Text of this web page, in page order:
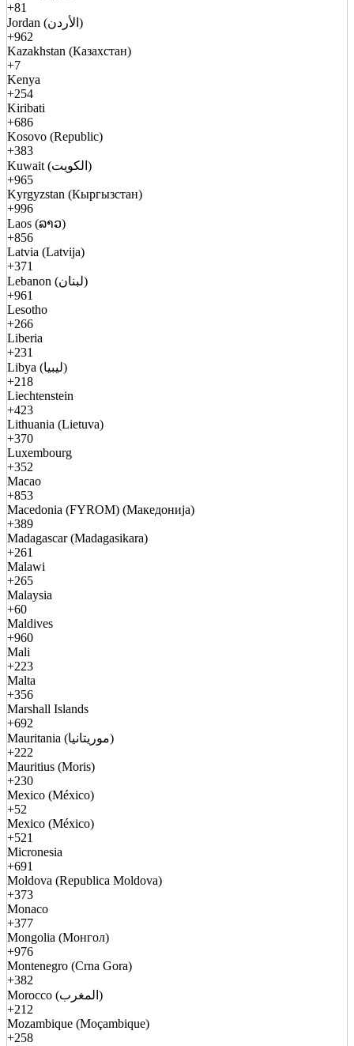
+81
Jordan (الأردن)
+962
Kazakhstan (Казахстан)
+7
Kenya
+254
Kiribati
+686
Kosovo (Republic)
+383
Kuwait (الكويت)
+965
Kyrgyzstan (Кыргызстан)
+996
Laos (ລາວ)
+856
Latvia (Latvija)
+371
Lebanon (لبنان)
+961
Lesotho
+266
Liberia
+231
Libya (ليبيا)
+218
Liechtenstein
+423
Lithuania (Lietuva)
+370
Luxembourg
+352
Macao
+853
Macedonia (FYROM) (Македонија)
+389
Madagascar (Madagasikara)
+261
Malawi
+265
Malaysia
+60
Maldives
+960
Mali
+223
Malta
+356
Marshall Islands
+692
Mauritania (موريتانيا)
+222
Mauritius (Moris)
+230
Mexico (México)
+52
Mexico (México)
+521
Micronesia
+691
Moldova (Republica Moldova)
+373
Monaco
+377
Mongolia (Монгол)
+976
Montenegro (Crna Gora)
+382
Morocco (المغرب)
+212
Mozambique (Moçambique)
+258